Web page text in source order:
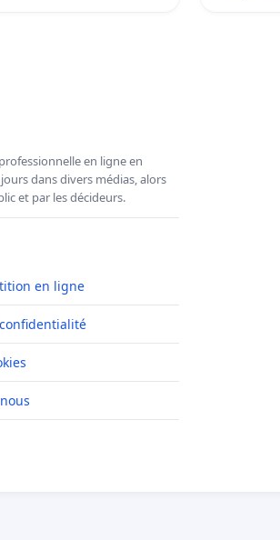
en ligne en
dans divers médias, alors
et par les décideurs.
en ligne